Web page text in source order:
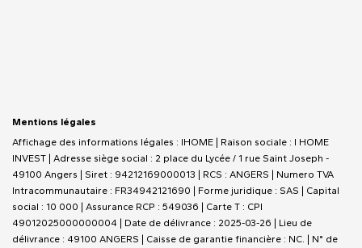
Mentions légales
Affichage des informations légales : IHOME | Raison sociale : I HOME
INVEST | Adresse siège social : 2 place du Lycée / 1 rue Saint Joseph -
49100 Angers | Siret : 94212169000013 | RCS : ANGERS | Numero TVA
Intracommunautaire : FR34942121690 | Forme juridique : SAS | Capital
social : 10 000 | Assurance RCP : 549036 | Carte T : CPI
49012025000000004 | Date de délivrance : 2025-03-26 | Lieu de
délivrance : 49100 ANGERS | Caisse de garantie financière : NC. | N° de